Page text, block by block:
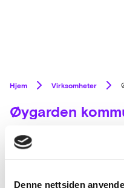
Denne nettsiden
Hjem Virksomheter
Øygarden
Befolkningen er4